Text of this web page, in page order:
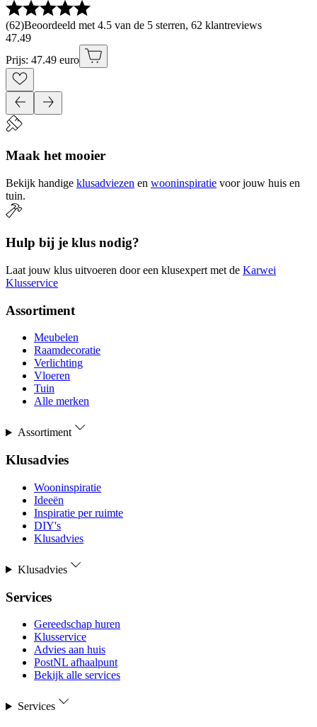
(62)Beoordeeld met 4.5 van de 5 sterren, 62 klantreviews
47.49
Prijs: 47.49 euro
Maak het mooier
Bekijk handige klusadviezen en wooninspiratie voor jouw huis en
tuin.
Hulp bij je klus nodig?
Laat jouw klus uitvoeren door een klusexpert met de Karwei
Klusservice
Assortiment
Meubelen
Raamdecoratie
Verlichting
Vloeren
Tuin
Alle merken
Assortiment
Klusadvies
Wooninspiratie
Ideeën
Inspiratie per ruimte
DIY's
Klusadvies
Klusadvies
Services
Gereedschap huren
Klusservice
Advies aan huis
PostNL afhaalpunt
Bekijk alle services
Services